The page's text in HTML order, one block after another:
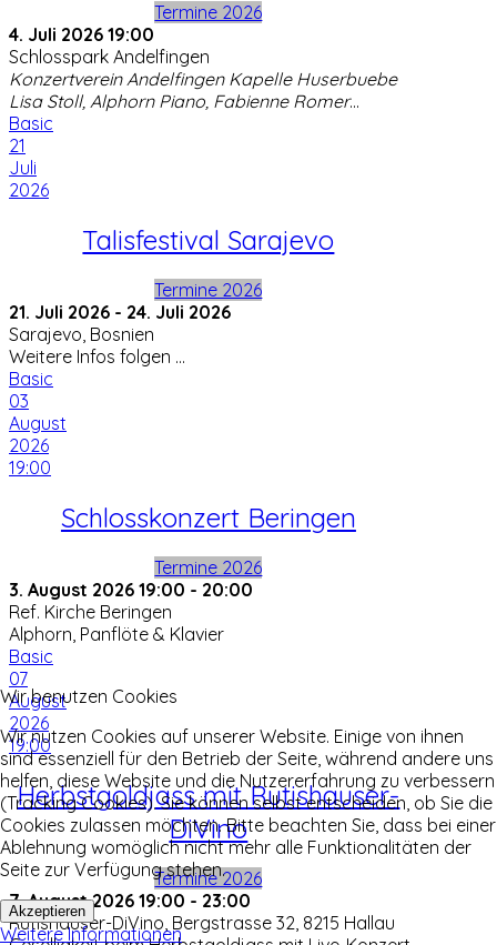
Termine 2026
4. Juli 2026 19:00
Schlosspark Andelfingen
Konzertverein Andelfingen Kapelle Huserbuebe
Lisa Stoll, Alphorn Piano, Fabienne Romer...
Basic
21
Juli
2026
Talisfestival Sarajevo
Termine 2026
21. Juli 2026 - 24. Juli 2026
Sarajevo, Bosnien
Weitere Infos folgen ...
Basic
03
August
2026
19:00
Schlosskonzert Beringen
Termine 2026
3. August 2026 19:00 - 20:00
Ref. Kirche Beringen
Alphorn, Panflöte & Klavier
Basic
07
August
2026
19:00
Herbstgoldjass mit Rutishauser-
DiVino
Termine 2026
7. August 2026 19:00 - 23:00
Rutishauser-DiVino, Bergstrasse 32, 8215 Hallau
Wir benutzen Cookies
Wir nutzen Cookies auf unserer Website. Einige von ihnen
sind essenziell für den Betrieb der Seite, während andere uns
helfen, diese Website und die Nutzererfahrung zu verbessern
(Tracking Cookies). Sie können selbst entscheiden, ob Sie die
Cookies zulassen möchten. Bitte beachten Sie, dass bei einer
Ablehnung womöglich nicht mehr alle Funktionalitäten der
Seite zur Verfügung stehen.
Akzeptieren
Weitere Informationen